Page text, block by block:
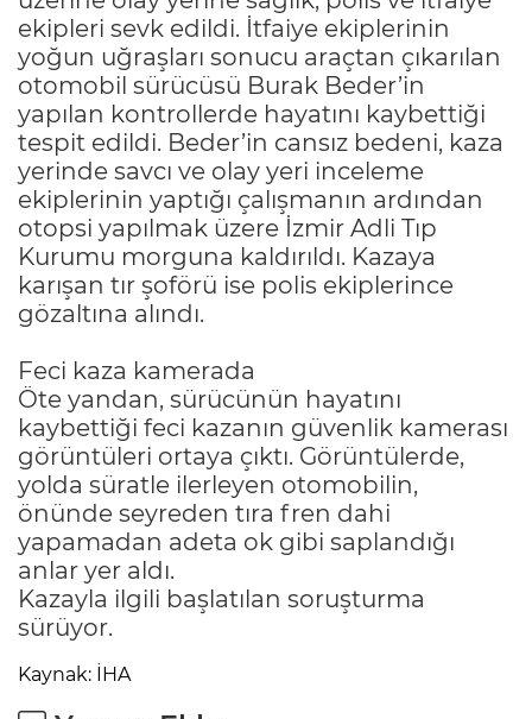
ekipleri sevk edildi. İtfaiye ekiplerinin
yoğun uğraşları sonucu araçtan çıkarılan
otomobil sürücüsü Burak Beder’in
yapılan kontrollerde hayatını kaybettiği
tespit edildi. Beder’in cansız bedeni, kaza
yerinde savcı ve olay yeri inceleme
ekiplerinin yaptığı çalışmanın ardından
otopsi yapılmak üzere İzmir Adli Tıp
Kurumu morguna kaldırıldı. Kazaya
karışan tır şoförü ise polis ekiplerince
gözaltına alındı.
Feci kaza kamerada
Öte yandan, sürücünün hayatını
kaybettiği feci kazanın güvenlik kamerası
görüntüleri ortaya çıktı. Görüntülerde,
yolda süratle ilerleyen otomobilin,
önünde seyreden tıra fren dahi
yapamadan adeta ok gibi saplandığı
anlar yer aldı.
Kazayla ilgili başlatılan soruşturma
sürüyor.
Kaynak: İHA